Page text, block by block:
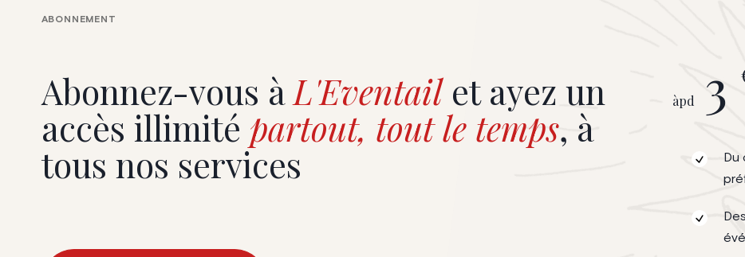
Abonnez-vous àL'Eventailet ayez un
accès illimité partout, tout le temps, à
tous nos services
ABONNEMENT
àpd 3
Du